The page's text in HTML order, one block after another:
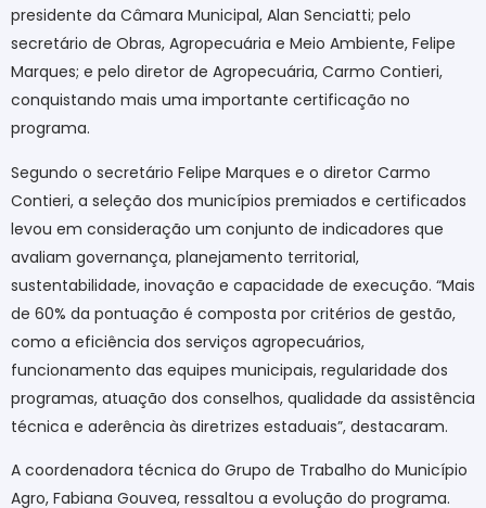
presidente da Câmara Municipal, Alan Senciatti; pelo
secretário de Obras, Agropecuária e Meio Ambiente, Felipe
Marques; e pelo diretor de Agropecuária, Carmo Contieri,
conquistando mais uma importante certificação no
programa.
Segundo o secretário Felipe Marques e o diretor Carmo
Contieri, a seleção dos municípios premiados e certificados
levou em consideração um conjunto de indicadores que
avaliam governança, planejamento territorial,
sustentabilidade, inovação e capacidade de execução. “Mais
de 60% da pontuação é composta por critérios de gestão,
como a eficiência dos serviços agropecuários,
funcionamento das equipes municipais, regularidade dos
programas, atuação dos conselhos, qualidade da assistência
técnica e aderência às diretrizes estaduais”, destacaram.
A coordenadora técnica do Grupo de Trabalho do Município
Agro, Fabiana Gouvea, ressaltou a evolução do programa.